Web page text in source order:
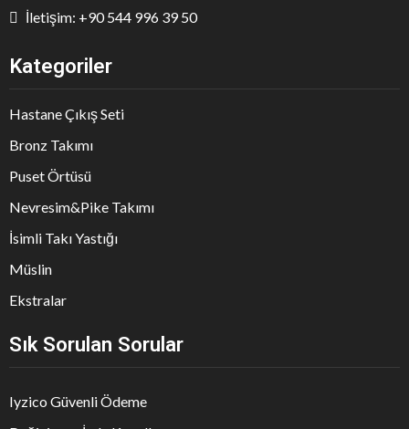
İletişim: +90 544 996 39 50
Kategoriler
Hastane Çıkış Seti
Bronz Takımı
Puset Örtüsü
Nevresim&Pike Takımı
İsimli Takı Yastığı
Müslin
Ekstralar
Sık Sorulan Sorular
Iyzico Güvenli Ödeme